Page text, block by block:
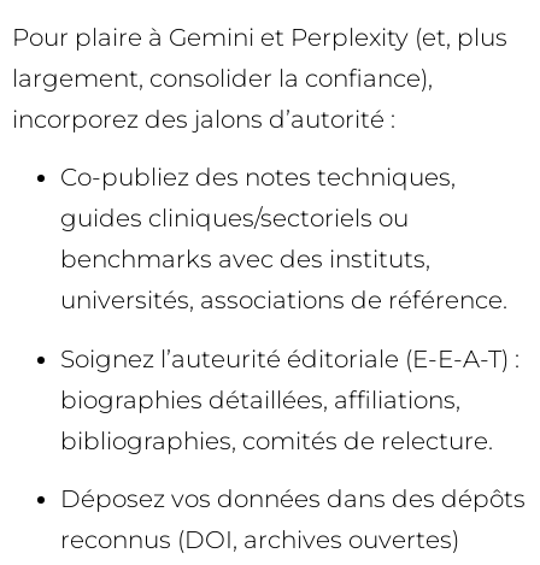
Pour plaire à Gemini et Perplexity (et, plus
largement, consolider la confiance),
incorporez des jalons d’autorité :
Co-publiez des notes techniques,
guides cliniques/sectoriels ou
benchmarks avec des instituts,
universités, associations de référence.
Soignez l’auteurité éditoriale (E-E-A-T) :
biographies détaillées, affiliations,
bibliographies, comités de relecture.
Déposez vos données dans des dépôts
reconnus (DOI, archives ouvertes)